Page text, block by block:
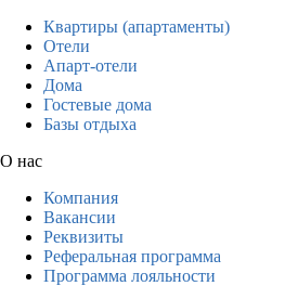
Квартиры (апартаменты)
Отели
Апарт-отели
Дома
Гостевые дома
Базы отдыха
О нас
Компания
Вакансии
Реквизиты
Реферальная программа
Программа лояльности